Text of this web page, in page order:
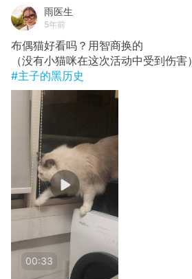
雨医生
5年前
布偶猫好看吗？用智商换的
（没有小猫咪在这次活动中受到伤害）
#主子的黑历史
00:33